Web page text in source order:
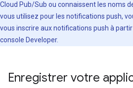
Cloud Pub/Sub ou connaissent les noms
vous utilisez pour les notifications push,
vous inscrire aux notifications push à
console Developer.
Enregistrer votre